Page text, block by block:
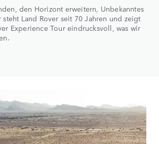
den Horizont erweitern, Unbekanntes
Land Rover seit 70 Jahren und zeigt
Experience Tour eindrucksvoll, was wir